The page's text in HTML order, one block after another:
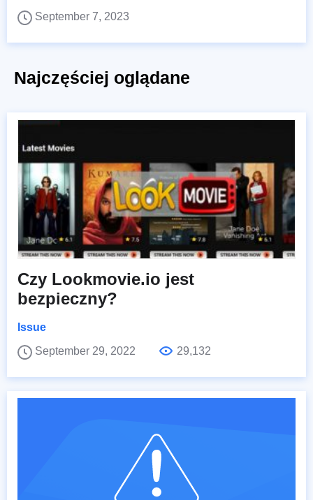
September 7, 2023
Najczęściej oglądane
Czy Lookmovie.io jest
bezpieczny?
Issue
September 29, 2022
29,132